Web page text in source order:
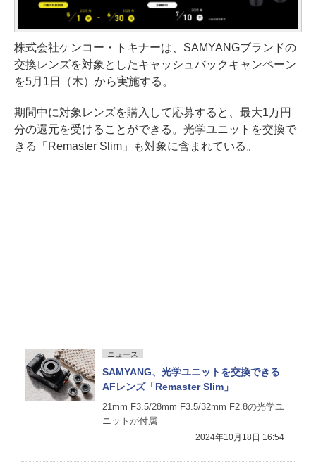
株式会社ケンコー・トキナーは、SAMYANGブランドの
交換レンズを対象としたキャッシュバックキャンペーン
を5月1日（木）から実施する。
期間中に対象レンズを購入して応募すると、最大1万円
分の還元を受けることができる。光学ユニットを交換で
きる「Remaster Slim」も対象に含まれている。
ニュース
SAMYANG、光学ユニットを交換できる
AFレンズ「Remaster Slim」
21mm F3.5/28mm F3.5/32mm F2.8の光学ユ
ニットが付属
2024年10月18日 16:54